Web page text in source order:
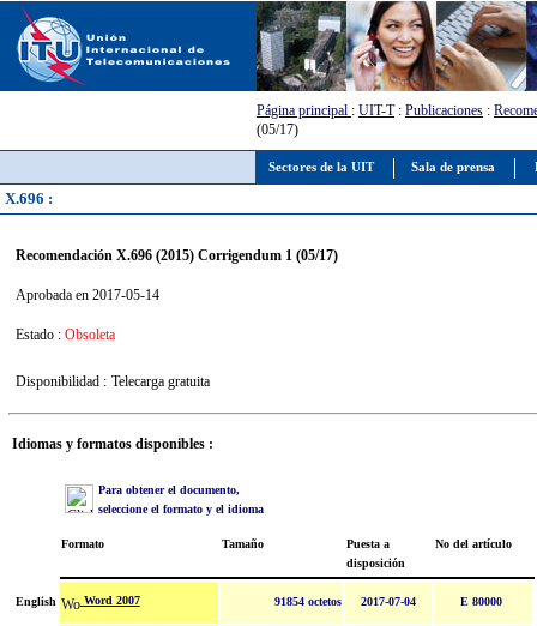
Sectores de la UIT Sala de prensa
Página principal : UIT-T: Publicaciones :
(05/17)
X.696 :
Recomendación X.696 (2015) Corrigendum 1 (05/17)
Aprobada en 2017-05-14
Estado : Obsoleta
Disponibilidad : Telecarga gratuita
Idiomas y formatos disponibles :
Para obtener el documento,
seleccione el formato y el idioma
Formato Tamaño
Puesta a
disposición
No del artículo
English Word 2007 91854 octetos 2017-07-04 E 80000